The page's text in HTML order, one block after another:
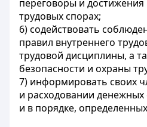
переговоры и достижения
трудовых спорах;
6) содействовать
правил внутреннего
трудовой дисциплины, а
безопасности и охраны
7) информировать своих
и расходовании денежных
и в порядке,